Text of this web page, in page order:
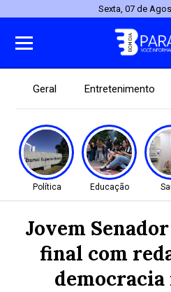
Sexta, 07 de
Geral Entretenimento
Política Educação
Jovem
final com
democracia